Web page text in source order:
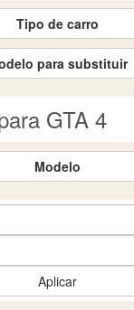
Tipo de carro
para substituir
GTA 4
Modelo
Aplicar